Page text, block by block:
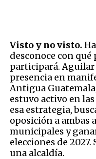
Visto y no visto.
desconoce con
participará.
presencia en
Antigua
estuvo activo en
esa estrategia,
oposición a ambas
municipales y
elecciones de
una alcaldía.